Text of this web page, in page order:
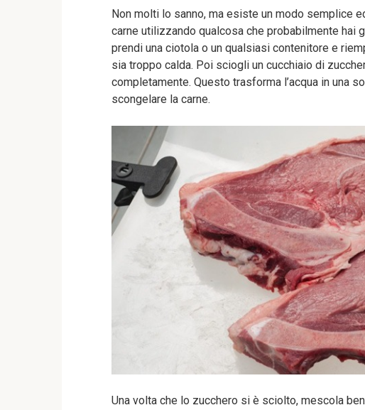
Non molti lo sanno, ma esiste un modo semplice
carne utilizzando qualcosa che probabilmente hai
prendi una ciotola o un qualsiasi contenitore e
sia troppo calda. Poi sciogli un cucchiaio di
completamente. Questo trasforma l’acqua in una
scongelare la carne.
Una volta che lo zucchero si è sciolto, mescola